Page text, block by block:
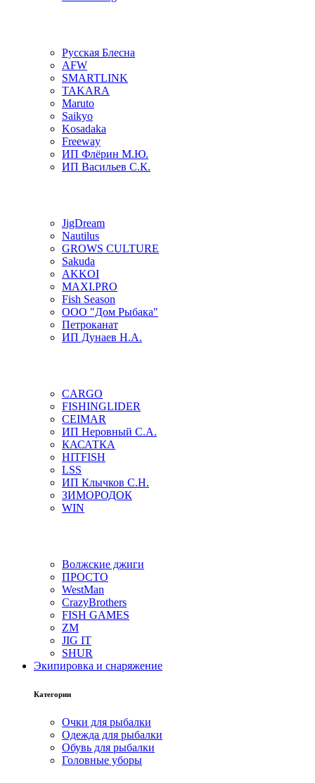
Русская Блесна
AFW
SMARTLINK
TAKARA
Maruto
Saikyo
Kosadaka
Freeway
ИП Флёрин М.Ю.
ИП Васильев С.К.
JigDream
Nautilus
GROWS CULTURE
Sakuda
AKKOI
MAXI.PRO
Fish Season
ООО "Дом Рыбака"
Петроканат
ИП Дунаев Н.А.
CARGO
FISHINGLIDER
CEIMAR
ИП Неровный С.А.
КАСАТКА
HITFISH
LSS
ИП Клычков С.Н.
ЗИМОРОДОК
WIN
Волжские джиги
ПРОСТО
WestMan
CrazyBrothers
FISH GAMES
ZM
JIG IT
SHUR
Экипировка и снаряжение
Категории
Очки для рыбалки
Одежда для рыбалки
Обувь для рыбалки
Головные уборы